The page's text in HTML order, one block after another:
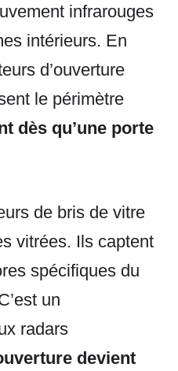
infrarouges
intérieurs. En
d’ouverture
le périmètre
dès qu’une porte
de bris de vitre
vitrées. Ils captent
spécifiques du
un
radars
devient